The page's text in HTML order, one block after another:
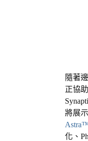
隨著
正協
將展
化、